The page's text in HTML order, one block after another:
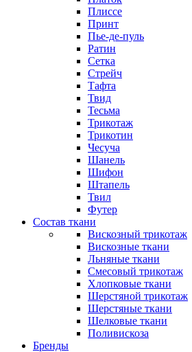
Плиссе
Принт
Пье-де-пуль
Ратин
Сетка
Стрейч
Тафта
Твид
Тесьма
Трикотаж
Трикотин
Чесуча
Шанель
Шифон
Штапель
Твил
Футер
Состав ткани
Вискозный трикотаж
Вискозные ткани
Льняные ткани
Смесовый трикотаж
Хлопковые ткани
Шерстяной трикотаж
Шерстяные ткани
Шелковые ткани
Поливискоза
Бренды